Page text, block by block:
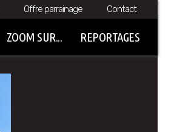
Offre parrainage Contact
ZOOM SUR... REPORTAGES